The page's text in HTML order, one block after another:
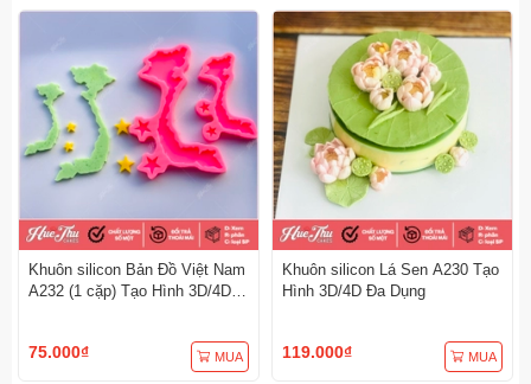
Khuôn silicon Bản Đồ Việt Nam
A232 (1 cặp) Tạo Hình 3D/4D
75.000₫ MUA
Khuôn silicon Lá Sen A230 Tạo
Hình 3D/4D Đa Dụng
119.000₫ MUA